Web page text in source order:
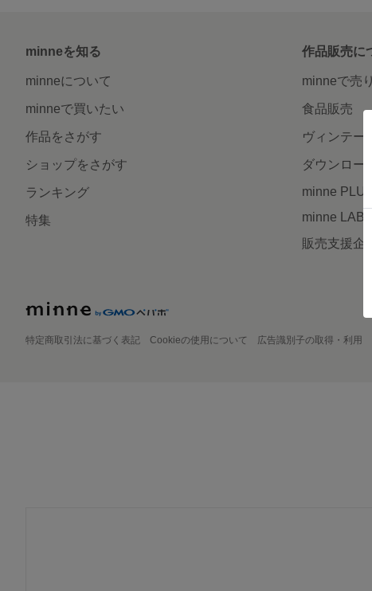
minneを知る
minneについて
minneで買いたい
作品をさがす
ショップをさがす
ランキング
特集
作品販売に
minneで売
食品販売
ヴィンテー
ダウンロー
minne PLUS
minne LAB
販売支援企
特定商取引法に基づく表記 Cookieの使用について 広告識別子の取得・利用